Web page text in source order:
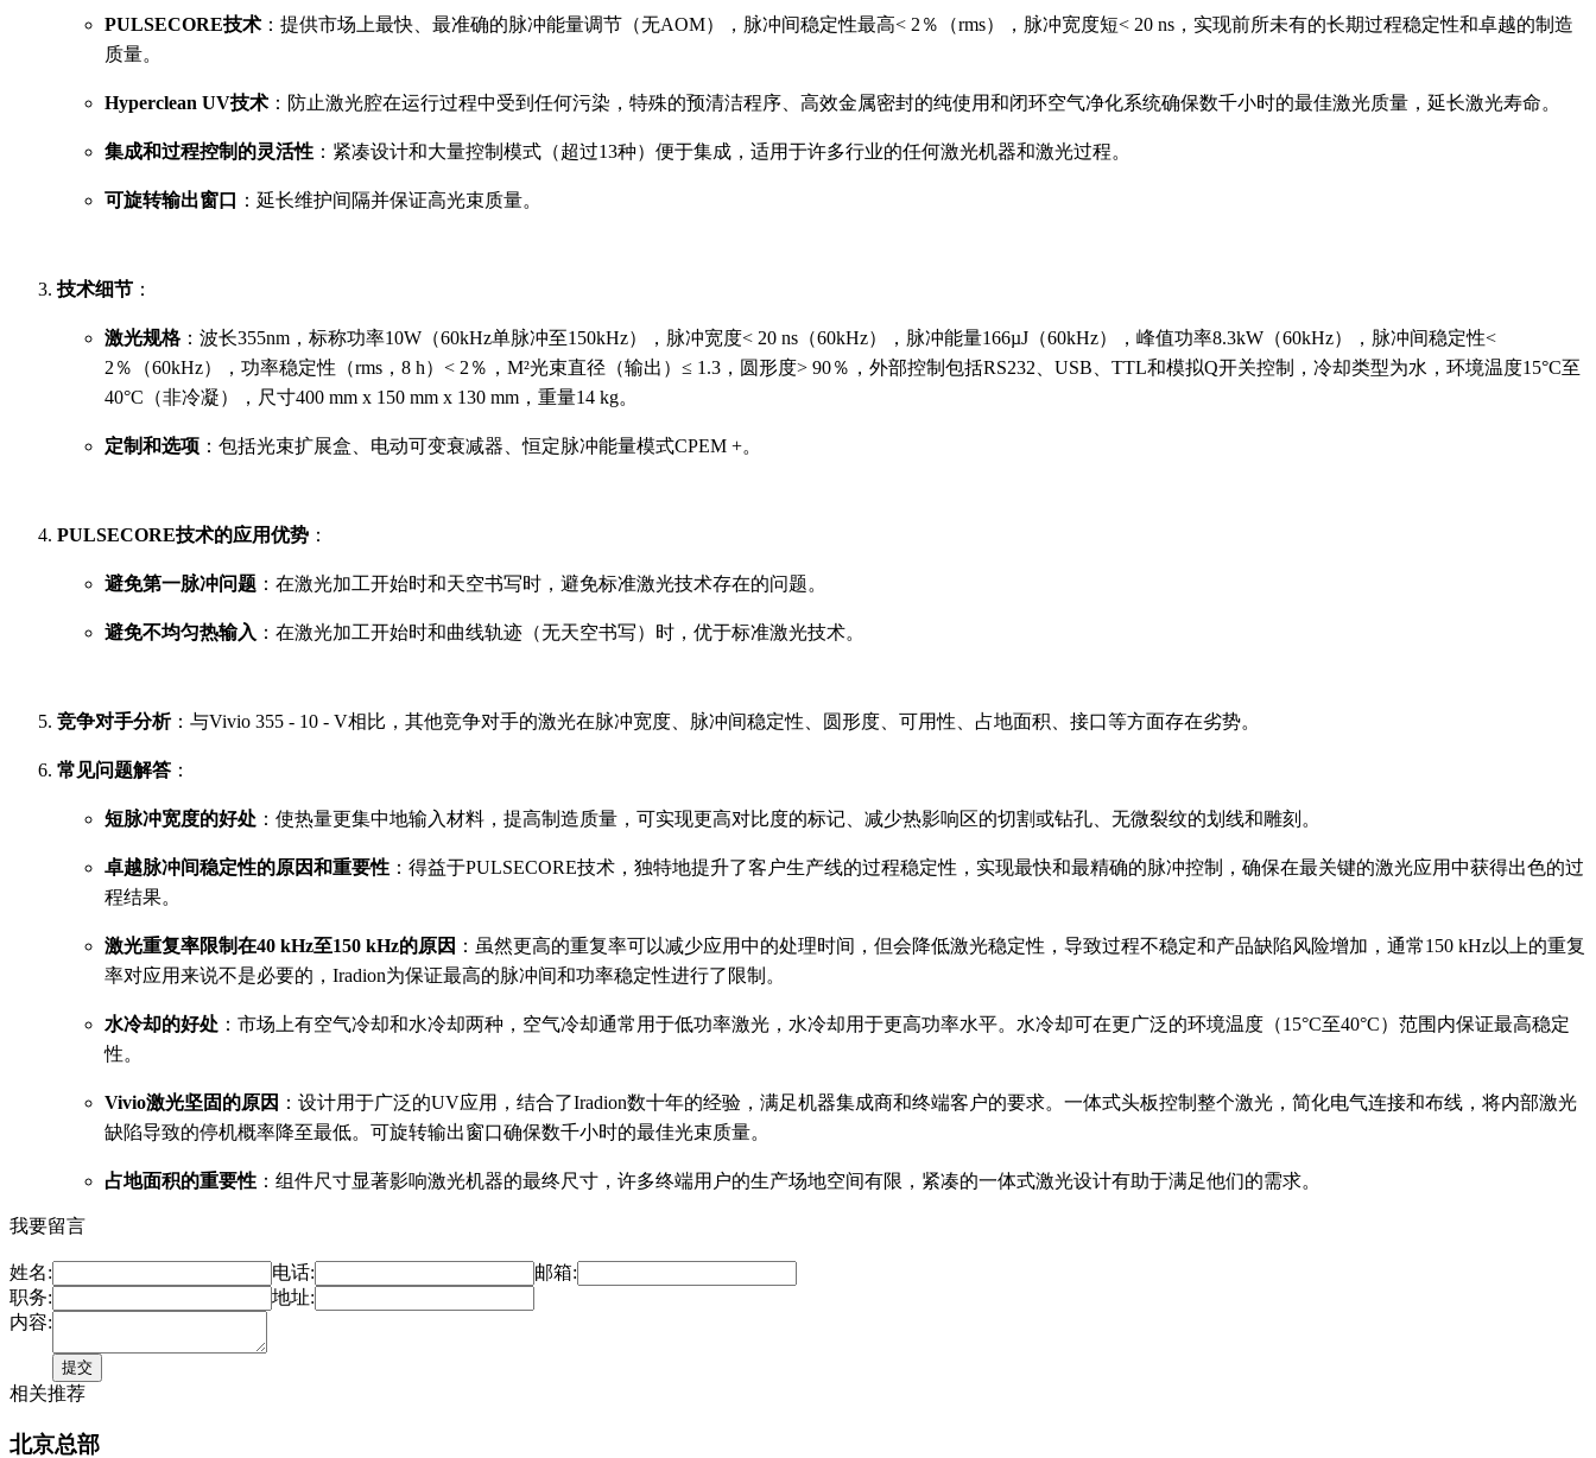
PULSECORE技术 ：提供市场上最快、最准确的脉冲能量调节（无AOM），脉冲间稳定性最高< 2％（rms），脉冲宽度短< 20 ns，实现前所未有的长期过程稳定性和卓越的制造
质量。
Hyperclean UV技术 ：防止激光腔在运行过程中受到任何污染，特殊的预清洁程序、高效金属密封的纯使用和闭环空气净化系统确保数千小时的最佳激光质量，延长激光寿命。
集成和过程控制的灵活性 ：紧凑设计和大量控制模式（超过13种）便于集成，适用于许多行业的任何激光机器和激光过程。
可旋转输出窗口 ：延长维护间隔并保证高光束质量。
技术细节 ：
激光规格：波长355nm，标称功率10W（60kHz单脉冲至150kHz），脉冲宽度< 20 ns（60kHz），脉冲能量166µJ（60kHz），峰值功率8.3kW（60kHz），脉冲间稳定性<
2％（60kHz），功率稳定性（rms，8 h）< 2％，M²光束直径（输出）≤ 1.3，圆形度> 90％，外部控制包括RS232、USB、TTL和模拟Q开关控制，冷却类型为水，环境温度15°C至
40°C（非冷凝），尺寸400 mm x 150 mm x 130 mm，重量14 kg。
定制和选项 ：包括光束扩展盒、电动可变衰减器、恒定脉冲能量模式CPEM +。
PULSECORE技术的应用优势 ：
避免第一脉冲问题 ：在激光加工开始时和天空书写时，避免标准激光技术存在的问题。
避免不均匀热输入 ：在激光加工开始时和曲线轨迹（无天空书写）时，优于标准激光技术。
竞争对手分析：与Vivio 355 - 10 - V相比，其他竞争对手的激光在脉冲宽度、脉冲间稳定性、圆形度、可用性、占地面积、接口等方面存在劣势。
常见问题解答 ：
短脉冲宽度的好处 ：使热量更集中地输入材料，提高制造质量，可实现更高对比度的标记、减少热影响区的切割或钻孔、无微裂纹的划线和雕刻。
卓越脉冲间稳定性的原因和重要性 ：得益于PULSECORE技术，独特地提升了客户生产线的过程稳定性，实现最快和最精确的脉冲控制，确保在最关键的激光应用中获得出色的过
程结果。
激光重复率限制在40 kHz至150 kHz的原因 ：虽然更高的重复率可以减少应用中的处理时间，但会降低激光稳定性，导致过程不稳定和产品缺陷风险增加，通常150 kHz以上的重复
率对应用来说不是必要的，Iradion为保证最高的脉冲间和功率稳定性进行了限制。
水冷却的好处 ：市场上有空气冷却和水冷却两种，空气冷却通常用于低功率激光，水冷却用于更高功率水平。水冷却可在更广泛的环境温度（15°C至40°C）范围内保证最高稳定
性。
Vivio激光坚固的原因 ：设计用于广泛的UV应用，结合了Iradion数十年的经验，满足机器集成商和终端客户的要求。一体式头板控制整个激光，简化电气连接和布线，将内部激光
缺陷导致的停机概率降至最低。可旋转输出窗口确保数千小时的最佳光束质量。
占地面积的重要性 ：组件尺寸显著影响激光机器的最终尺寸，许多终端用户的生产场地空间有限，紧凑的一体式激光设计有助于满足他们的需求。
我要留言
姓名: 电话:
邮箱:
职务:
地址:
内容:
相关推荐
北京总部